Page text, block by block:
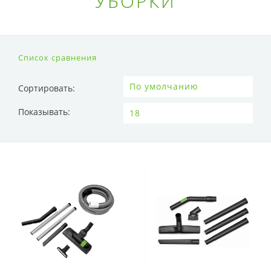
Список сравнения
Сортировать:
Показывать: